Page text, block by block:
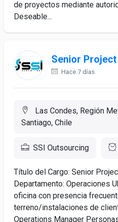
de proyectos mediante
Deseable...
Senior
Hace 7 días
Las Condes, Región
Santiago, Chile
SSI Outsourcing
Título del Cargo: Senior
Departamento: Operaciones
oficina con presencia
terreno/instalaciones de
Operations Manager